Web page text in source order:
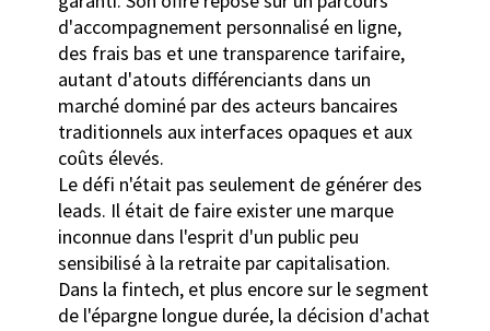
d'accompagnement personnalisé en ligne,
des frais bas et une transparence tarifaire,
autant d'atouts différenciants dans un
marché dominé par des acteurs bancaires
traditionnels aux interfaces opaques et aux
coûts élevés.
Le défi n'était pas seulement de générer des
leads. Il était de faire exister une marque
inconnue dans l'esprit d'un public peu
sensibilisé à la retraite par capitalisation.
Dans la fintech, et plus encore sur le segment
de l'épargne longue durée, la décision d'achat